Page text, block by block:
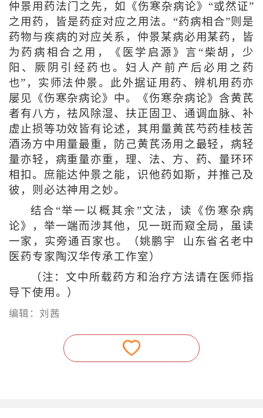
仲景用药法门之先，如《伤寒杂病论》“或然证”
之用药，皆是药症对应之用法。“药病相合”则是
药物与疾病的对应关系，仲景某病必用某药，皆
为药病相合之用，《医学启源》言“柴胡，少
阳、厥阴引经药也。妇人产前产后必用之药
也”，实师法仲景。此外据证用药、辨机用药亦
屡见《伤寒杂病论》中。《伤寒杂病论》含黄芪
者有八方，祛风除湿、扶正固卫、通调血脉、补
虚止损等功效皆有论述，其用量黄芪芍药桂枝苦
酒汤方中用量最重，防己黄芪汤用之最轻，病轻
量亦轻，病重量亦重，理、法、方、药、量环环
相扣。庶能达仲景之能，识他药如斯，并推己及
彼，则必达神用之妙。
结合“举一以概其余”文法，读《伤寒杂病
论》，举一端而涉其他，见一斑而窥全局，虽读
一家，实旁通百家也。（姚鹏宇 山东省名老中
医药专家陶汉华传承工作室）
（注：文中所载药方和治疗方法请在医师指
导下使用。）
编辑：刘茜